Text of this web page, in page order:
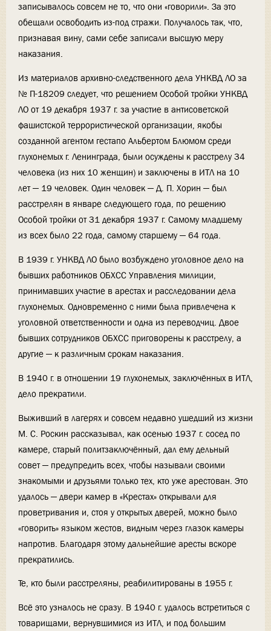
записывалось совсем не то, что они «говорили». За это
обещали освободить из-под стражи. Получалось так, что,
признавая вину, сами себе записали высшую меру
наказания.
Из материалов архивно-следственного дела УНКВД ЛО за
№ П-18209 следует, что решением Особой тройки УНКВД
ЛО от 19 декабря 1937 г. за участие в антисоветской
фашистской террористической организации, якобы
созданной агентом гестапо Альбертом Блюмом среди
глухонемых г. Ленинграда, были осуждены к расстрелу 34
человека (из них 10 женщин) и заключены в ИТЛ на 10
лет — 19 человек. Один человек — Д. П. Хорин — был
расстрелян в январе следующего года, по решению
Особой тройки от 31 декабря 1937 г. Самому младшему
из всех было 22 года, самому старшему — 64 года.
В 1939 г. УНКВД ЛО было возбуждено уголовное дело на
бывших работников ОБХСС Управления милиции,
принимавших участие в арестах и расследовании дела
глухонемых. Одновременно с ними была привлечена к
уголовной ответственности и одна из переводчиц. Двое
бывших сотрудников ОБХСС приговорены к расстрелу, а
другие — к различным срокам наказания.
В 1940 г. в отношении 19 глухонемых, заключённых в ИТЛ,
дело прекратили.
Выживший в лагерях и совсем недавно ушедший из жизни
М. С. Роскин рассказывал, как осенью 1937 г. сосед по
камере, старый политзаключённый, дал ему дельный
совет — предупредить всех, чтобы называли своими
знакомыми и друзьями только тех, кто уже арестован. Это
удалось — двери камер в «Крестах» открывали для
проветривания и, стоя у открытых дверей, можно было
«говорить» языком жестов, видным через глазок камеры
напротив. Благодаря этому дальнейшие аресты вскоре
прекратились.
Те, кто были расстреляны, реабилитированы в 1955 г.
Всё это узналось не сразу. В 1940 г. удалось встретиться с
товарищами, вернувшимися из ИТЛ, и под большим